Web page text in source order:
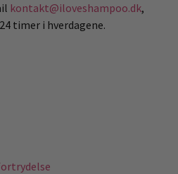
kontakt@iloveshampoo.dk,
timer i hverdagene.